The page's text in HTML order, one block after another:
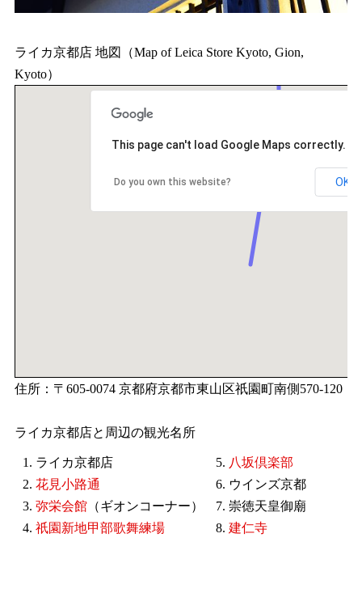
ライカ京都店 地図（Map of Leica Store Kyoto, Gion,
Kyoto）
This page can't load Google Maps correctly.
Do you own this website? OK
住所：〒605-0074 京都府京都市東山区祇園町南側570-120
ライカ京都店と周辺の観光名所
1. ライカ京都店
2. 花見小路通
3. 弥栄会館 （ギオンコーナー）
4. 祇園新地甲部歌舞練場
5. 八坂倶楽部
6. ウインズ京都
7. 崇徳天皇御廟
8. 建仁寺